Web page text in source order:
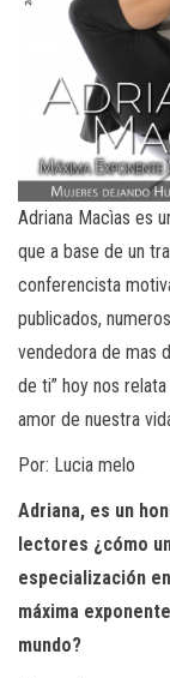
Adriana Macìas es
que a base de un
conferencista
publicados,
vendedora de mas
de ti” hoy nos
amor de nuestra
Por: Lucia melo
Adriana, es un
lectores ¿cómo
especialización
máxima
mundo?